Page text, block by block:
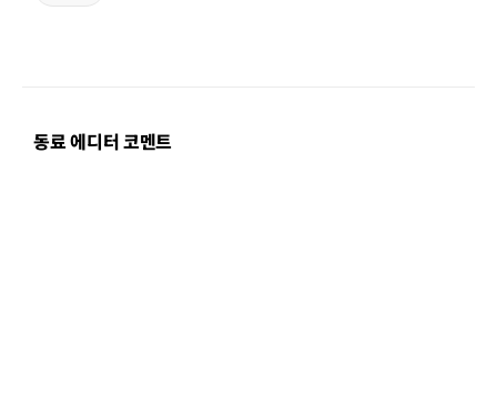
동료 에디터 코멘트